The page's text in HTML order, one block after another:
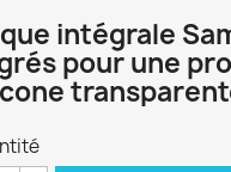
intégrale
pour une